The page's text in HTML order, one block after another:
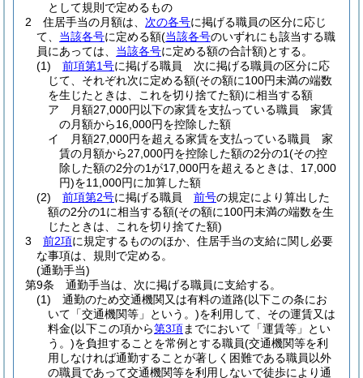
として規則で定めるもの
2
住居手当の月額は、 次の各号に掲げる職員の区分に応じ
て、 当該各号に定める額(当該各号のいずれにも該当する職
員にあっては、 当該各号に定める額の合計額)とする。
(1)
前項第1号に掲げる職員 次に掲げる職員の区分に応
じて、それぞれ次に定める額(その額に100円未満の端数
を生じたときは、これを切り捨てた額)に相当する額
ア
月額27,000円以下の家賃を支払っている職員 家賃
の月額から16,000円を控除した額
イ
月額27,000円を超える家賃を支払っている職員 家
賃の月額から27,000円を控除した額の2分の1(その控
除した額の2分の1が17,000円を超えるときは、17,000
円)を11,000円に加算した額
(2)
前項第2号に掲げる職員 前号の規定により算出した
額の2分の1に相当する額(その額に100円未満の端数を生
じたときは、これを切り捨てた額)
3
前2項に規定するもののほか、住居手当の支給に関し必要
な事項は、規則で定める。
(通勤手当)
第9条
通勤手当は、次に掲げる職員に支給する。
(1)
通勤のため交通機関又は有料の道路(以下この条にお
いて「交通機関等」という。)を利用して、その運賃又は
料金(以下この項から第3項までにおいて「運賃等」とい
う。)を負担することを常例とする職員(交通機関等を利
用しなければ通勤することが著しく困難である職員以外
の職員であって交通機関等を利用しないで徒歩により通